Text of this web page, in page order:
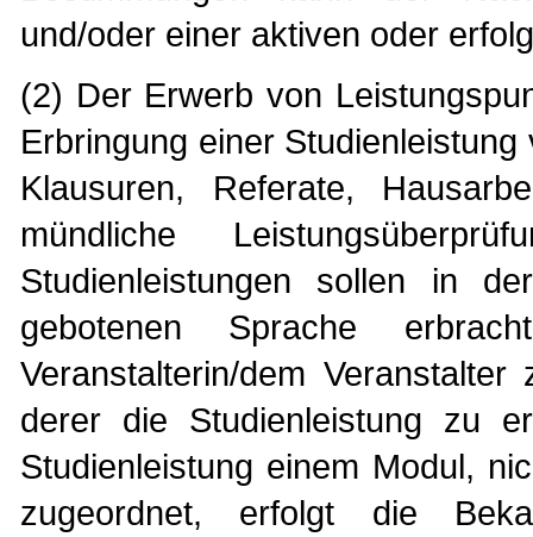
und/oder einer aktiven oder
(2) Der Erwerb von
Erbringung einer
Klausuren, Referate,
mündliche
Studienleistungen sollen in
gebotenen Sprache
Veranstalterin/dem
derer die Studienleistung zu
Studienleistung einem Modul,
zugeordnet, erfolgt die